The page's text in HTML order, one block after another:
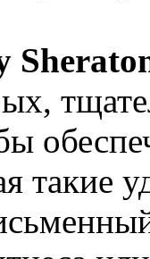
такие